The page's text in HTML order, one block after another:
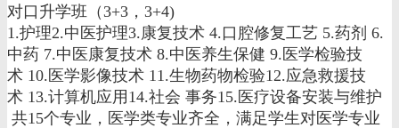
对口升学班（3+3，3+4)
1.护理2.中医护理3.康复技术 4.口腔修复工艺 5.药剂 6.
中药 7.中医康复技术 8.中医养生保健 9.医学检验技
术 10.医学影像技术 11.生物药物检验12.应急救援技
术 13.计算机应用14.社会 事务15.医疗设备安装与维护
共15个专业，医学类专业齐全，满足学生对医学专业